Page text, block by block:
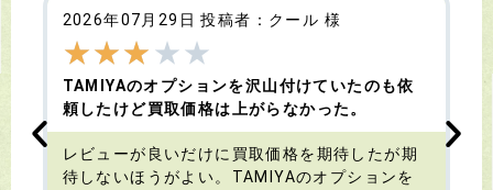
2026年07月29日 投稿者：クール 様
★★★ ★★
TAMIYAのオプションを沢山付けていたのも依
頼したけど買取価格は上がらなかった。
レビューが良いだけに買取価格を期待したが期
待しないほうがよい。TAMIYAのオプションを